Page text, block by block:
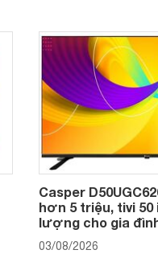
Casper
hơn 5 triệu, tivi 50
lượng cho gia
03/08/2026